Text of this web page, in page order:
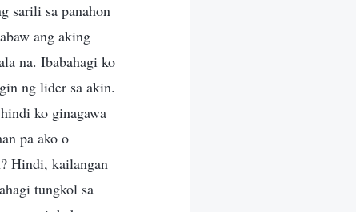
sarili sa panahon
ang aking
na. Ibabahagi ko
ng lider sa akin.
ko ginagawa
pa ako o
Hindi, kailangan
tungkol sa